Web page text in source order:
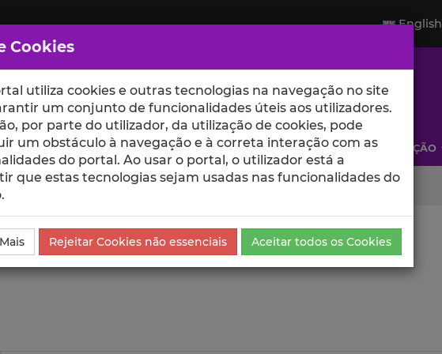
English
ESCOLAS UNIDADES INVESTIGAÇÃO
Comunicação Visualizações
Cookies
utiliza cookies e outras tecnologias na navegação no site
um conjunto de funcionalidades úteis aos utilizadores.
por parte do utilizador, da utilização de cookies, pode
um obstáculo à navegação e à correta interação com as
do portal. Ao usar o portal, o utilizador está a
que estas tecnologias sejam usadas nas funcionalidades do
Rejeitar Cookies não essenciais Aceitar todos os Cookies